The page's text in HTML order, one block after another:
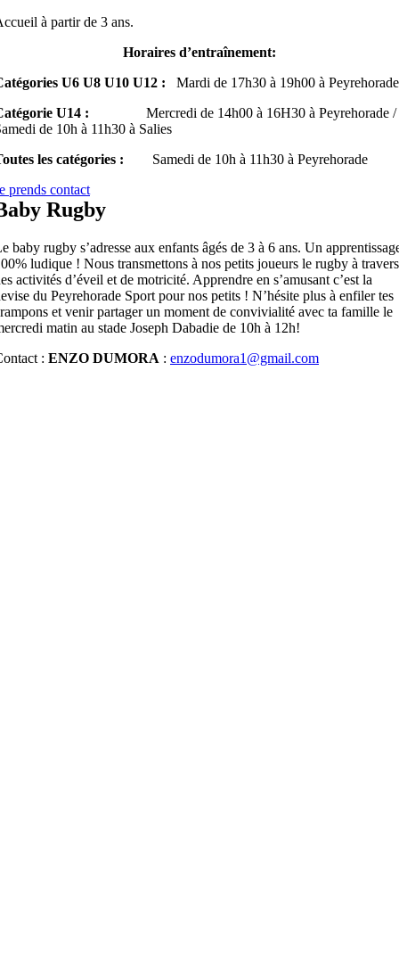
à partir de 3 ans.
Horaires d’entraînement:
U6 U8 U10 U12 :
Mardi de 17h30 à 19h00 à Peyrehorade
U14 :
Mercredi de 14h00 à 16H30 à Peyrehorade /
de 10h à 11h30 à Salies
les catégories : Samedi de 10h à 11h30 à Peyrehorade
prends contact
Rugby
baby rugby s’adresse aux enfants âgés de 3 à 6 ans. Un
ludique ! Nous transmettons à nos petits joueurs le rugby à travers
activités d’éveil et de motricité. Apprendre en s’amusant c’est la
du Peyrehorade Sport pour nos petits ! N’hésite plus à enfiler tes
et venir partager un moment de convivialité avec ta famille le
matin au stade Joseph Dabadie de 10h à 12h!
: ENZO DUMORA : enzodumora1@gmail.com